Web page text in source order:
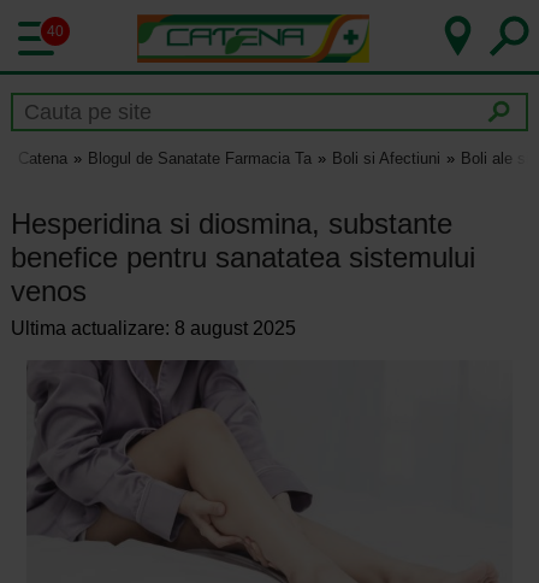
40
Catena Blogul de Sanatate Farmacia Ta Boli si Afectiuni Boli ale
Hesperidina si diosmina, substante
benefice pentru sanatatea sistemului
venos
Ultima actualizare: 8 august 2025